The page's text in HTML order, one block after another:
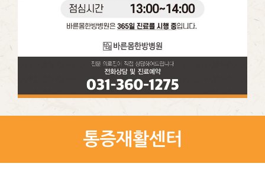
통증재활센터